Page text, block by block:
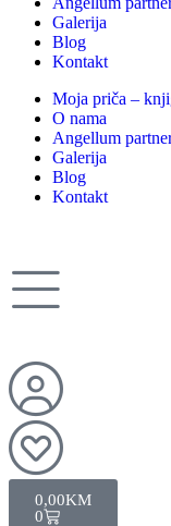
Galerija
Blog
Kontakt
Moja priča –
O nama
Angellum
Galerija
Blog
Kontakt
0,00KM
0